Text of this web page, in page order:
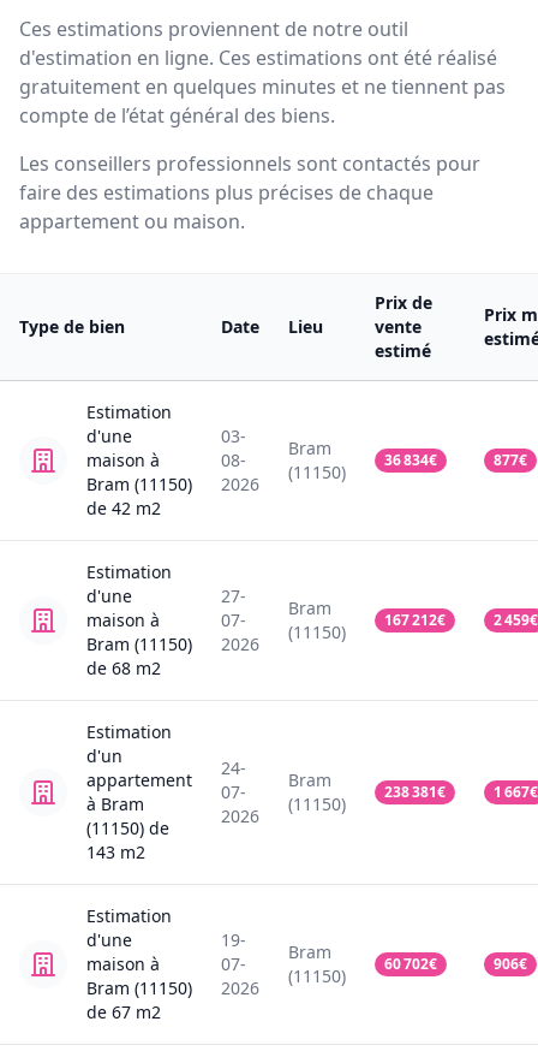
Ces estimations proviennent de notre outil
d'estimation en ligne. Ces estimations ont été réalisé
gratuitement en quelques minutes et ne tiennent pas
compte de l’état général des biens.
Les conseillers professionnels sont contactés pour
faire des estimations plus précises de chaque
appartement ou maison.
Type de bien Date Lieu
Prix de
vente
estimé
Prix
Estimation
d'une
maison à
Bram (11150)
de 42 m2
03-
08-
2026
Bram
(11150)
36 834€ 877€
Estimation
d'une
maison à
Bram (11150)
de 68 m2
27-
07-
2026
Bram
(11150)
167 212€ 2 459€
Estimation
d'un
appartement
à Bram
(11150) de
143 m2
24-
07-
2026
Bram
(11150)
238 381€ 1 667€
Estimation
d'une
maison à
Bram (11150)
de 67 m2
19-
07-
2026
Bram
(11150)
60 702€ 906€